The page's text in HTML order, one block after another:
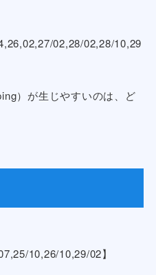
02,28/02,28/10,29
）が生じやすいのは、ど
10,26/10,29/02】